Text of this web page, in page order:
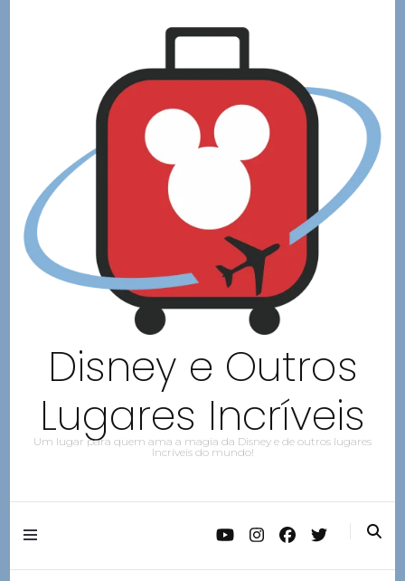
Disney e Outros
Lugares Incríveis
Um lugar para quem ama a magia da Disney e de outros lugares
Incríveis do mundo!